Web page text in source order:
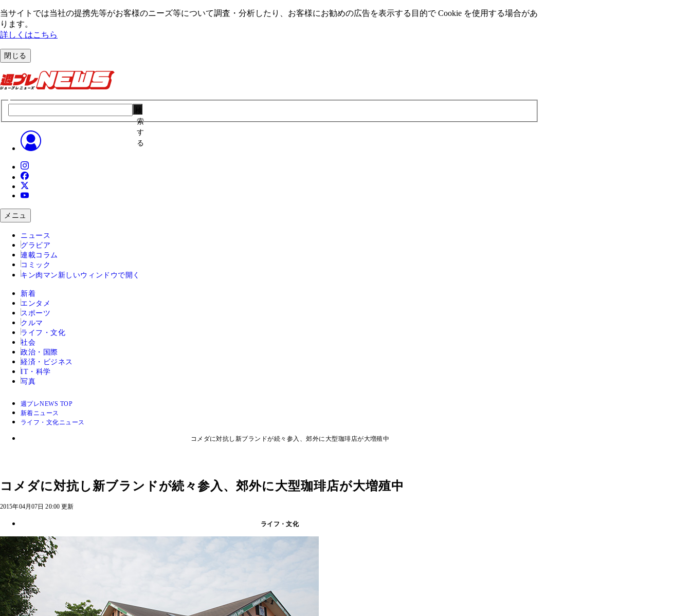
当サイトでは当社の提携先等がお客様のニーズ等について調査・分析したり、お客様にお勧めの広告を表⽰する⽬的で Cookie を使⽤する場合があ
ります。
詳しくはこちら
閉じる
索
す
る
メニュ
ニュース
グラビア
連載コラム
コミック
キン肉マン 新しいウィンドウで開く
新着
エンタメ
スポーツ
クルマ
ライフ・文化
社会
政治・国際
経済・ビジネス
IT・科学
写真
週プレNEWS TOP
新着ニュース
ライフ・文化ニュース
コメダに対抗し新ブランドが続々参入、郊外に大型珈琲店が大増殖中
コメダに対抗し新ブランドが続々参入、郊外に大型珈琲店が大増殖中
2015年04月07日 20:00 更新
ライフ・文化